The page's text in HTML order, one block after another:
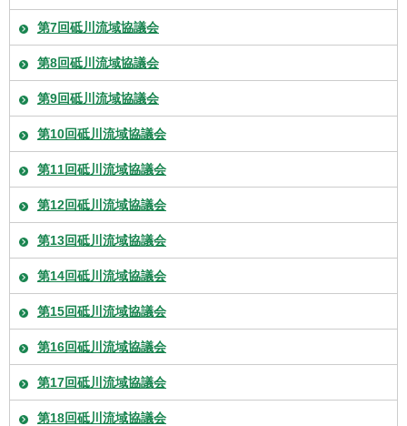
第7回砥川流域協議会
第8回砥川流域協議会
第9回砥川流域協議会
第10回砥川流域協議会
第11回砥川流域協議会
第12回砥川流域協議会
第13回砥川流域協議会
第14回砥川流域協議会
第15回砥川流域協議会
第16回砥川流域協議会
第17回砥川流域協議会
第18回砥川流域協議会